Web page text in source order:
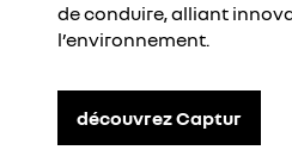
de conduire, alliant
l’environnement.
découvrez Captur